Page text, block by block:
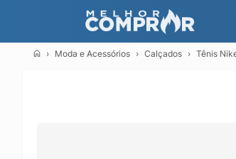
Moda e Acessórios Calçados Tênis